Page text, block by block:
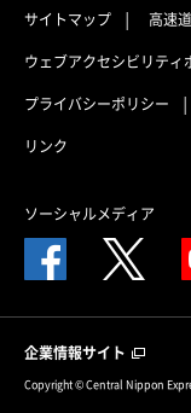
サイトマップ 高速
ウェブアクセシビリティ
プライバシーポリシー
リンク
ソーシャルメディア
企業情報サイト
Copyright © Central Nippon